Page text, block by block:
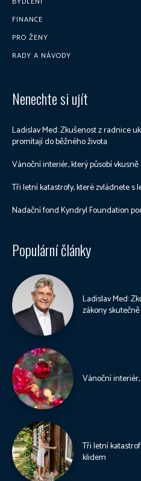
FINANCE
PRO ŽENY
RADY A NÁVODY
Nenechte si ujít
Ladislav Med: Zkušenost z radnice
promítají do běžného života
Vánoční interiér, který působí
Tři letní katastrofy, které zvládnete s
Nadační fond Kyndryl Foundation
Populární články
Ladislav Med:
zákony
Vánoční
Tři letní
klidem